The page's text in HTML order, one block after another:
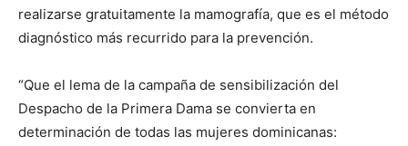
realizarse gratuitamente la mamografía, que es el método
diagnóstico más recurrido para la prevención.
“Que el lema de la campaña de sensibilización del
Despacho de la Primera Dama se convierta en
determinación de todas las mujeres dominicanas: